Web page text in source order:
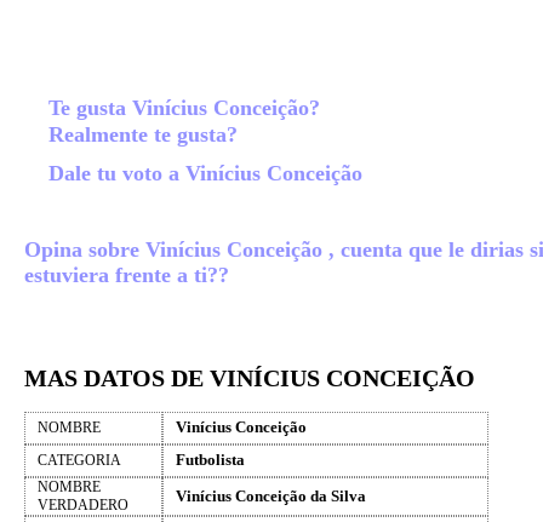
Te gusta Vinícius Conceição?
Realmente te gusta?
Dale tu voto a Vinícius Conceição
Opina sobre Vinícius Conceição , cuenta que le dirias si
estuviera frente a ti??
MAS DATOS DE VINÍCIUS CONCEIÇÃO
NOMBRE Vinícius Conceição
CATEGORIA Futbolista
NOMBRE
VERDADERO
Vinícius Conceição da Silva